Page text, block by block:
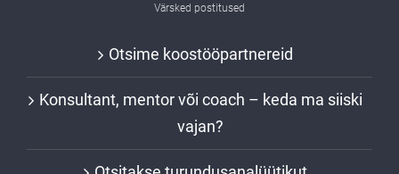
Värsked postitused
Otsime koostööpartnereid
Konsultant, mentor või coach – keda ma siiski
vajan?